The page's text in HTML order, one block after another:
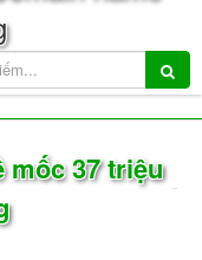
mốc 37 triệu